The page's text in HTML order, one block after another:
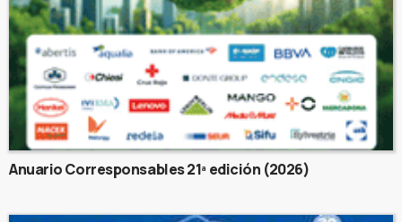
Anuario Corresponsables 21ª edición (2026)